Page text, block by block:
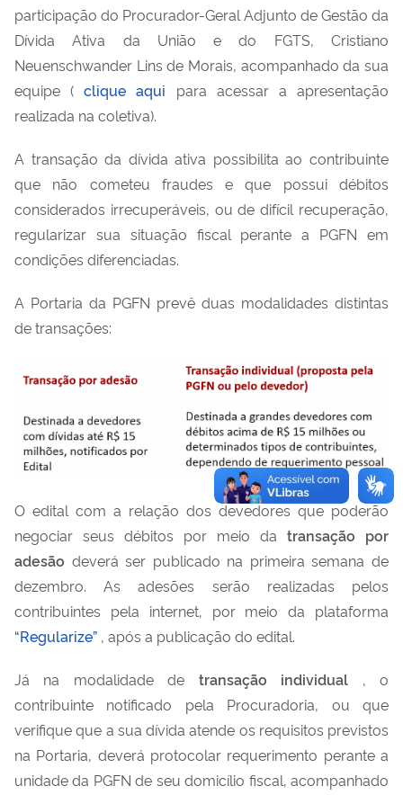
participação do Procurador-Geral Adjunto de Gestão da
Dívida Ativa da União e do FGTS, Cristiano
Neuenschwander Lins de Morais, acompanhado da sua
equipe (clique aqui para acessar a apresentação
realizada na coletiva).
A transação da dívida ativa possibilita ao contribuinte
que não cometeu fraudes e que possui débitos
considerados irrecuperáveis, ou de difícil recuperação,
regularizar sua situação fiscal perante a PGFN em
condições diferenciadas.
A Portaria da PGFN prevê duas modalidades distintas
de transações:
O edital com a relação dos devedores que poderão
negociar seus débitos por meio da transação por
adesão deverá ser publicado na primeira semana de
dezembro. As adesões serão realizadas pelos
contribuintes pela internet, por meio da plataforma
“Regularize” , após a publicação do edital.
Já na modalidade de transação individual , o
contribuinte notificado pela Procuradoria, ou que
verifique que a sua dívida atende os requisitos previstos
na Portaria, deverá protocolar requerimento perante a
unidade da PGFN de seu domicílio fiscal, acompanhado